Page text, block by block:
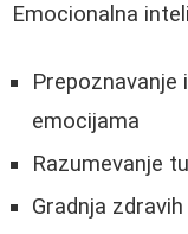
Emocionalna
Prepoznavanje
emocijama
Razumevanje
Gradnja